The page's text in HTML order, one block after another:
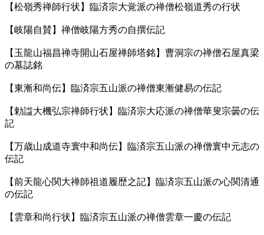
【松嶺秀禅師行状】臨済宗大覚派の禅僧松嶺道秀の行状
【岐陽自賛】禅僧岐陽方秀の自撰伝記
【玉龍山福昌禅寺開山石屋禅師塔銘】曹洞宗の禅僧石屋真梁
の墓誌銘
【東漸和尚伝】臨済宗五山派の禅僧東漸健易の伝記
【勅諡大機弘宗禅師行状】臨済宗大応派の禅僧華叟宗曇の伝
記
【万歳山成道寺寰中和尚伝】臨済宗五山派の禅僧寰中元志の
伝記
【前天龍心関大禅師祖道履歴之記】臨済宗五山派の心関清通
の伝記
【雲章和尚行状】臨済宗五山派の禅僧雲章一慶の伝記